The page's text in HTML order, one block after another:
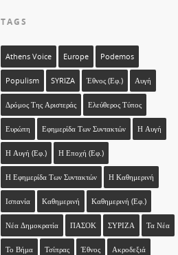
TAGS
Athens Voice Europe Podemos
Populism SYRIZA Έθνος (εφ.) Αυγή
Δρόμος Της Αριστεράς Ελεύθερος Τύπος
Ευρώπη Εφημερίδα Των Συντακτών Η Αυγή
Η Αυγή (εφ.) Η Εποχή (εφ.)
Η Εφημερίδα Των Συντακτών Η Καθημερινή
Ισπανία Καθημερινή Καθημερινή (εφ.)
Νέα Δημοκρατία ΠΑΣΟΚ ΣΥΡΙΖΑ Τα Νέα
Το Βήμα Τσίπρας Έθνος Ακροδεξιά